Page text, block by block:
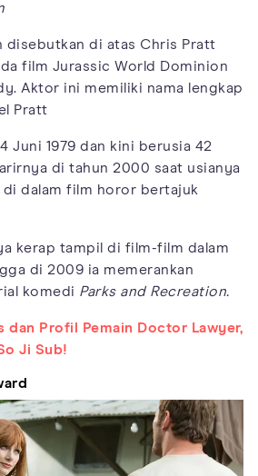
disebutkan di atas Chris Pratt
film Jurassic World Dominion
Aktor ini memiliki nama lengkap
Pratt
Juni 1979 dan kini berusia 42
di tahun 2000 saat usianya
di dalam film horor bertajuk
kerap tampil di film-film dalam
di 2009 ia memerankan
komedi Parks and Recreation.
dan Profil Pemain Doctor Lawyer,
Ji Sub!